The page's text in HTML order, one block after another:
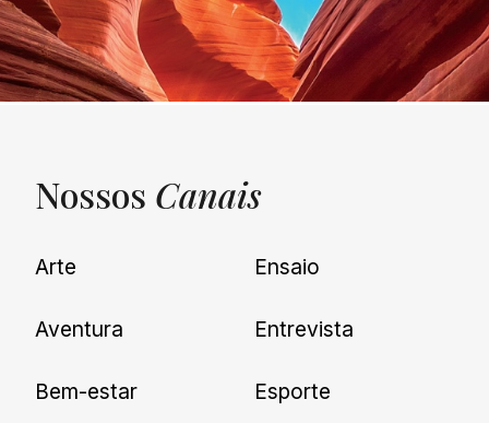
UNQUIET
Newsletter
nossas novidades.
Nossos Canais
Arte
Aventura
Bem-estar
Ensaio
Entrevista
Esporte